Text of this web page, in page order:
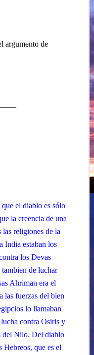
argumento de
el diablo es sólo
la creencia de una
las religiones de la
India estaban los
los Devas
tambien de luchar
Ahriman era el
las fuerzas del bien
lo llamaban
contra Osiris y
del Nilo. Del diablo
que es el